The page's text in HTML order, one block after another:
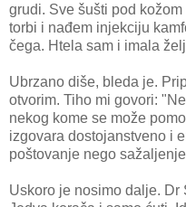
grudi. Sve šušti pod
torbi i nađem injekciju
čega. Htela sam i imala
Ubrzano diše, bleda je.
otvorim. Tiho mi govori:
nekog kome se može
izgovara dostojanstveno i
poštovanje nego
Uskoro je nosimo dalje.